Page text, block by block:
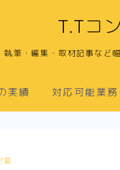
T.Tコ
執筆・編集・取材記事など
実績 対応可能業務
蓄